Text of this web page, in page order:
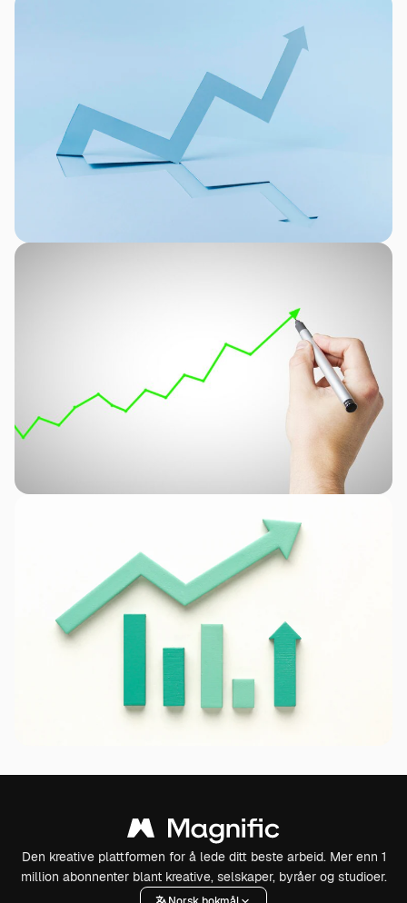
Den kreative plattformen for å lede ditt beste arbeid. Mer enn 1
million abonnenter blant kreative, selskaper, byråer og studioer.